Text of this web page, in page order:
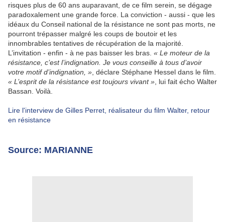
risques plus de 60 ans auparavant, de ce film serein, se dégage
paradoxalement une grande force. La conviction - aussi - que les
idéaux du Conseil national de la résistance ne sont pas morts, ne
pourront trépasser malgré les coups de boutoir et les
innombrables tentatives de récupération de la majorité.
L’invitation - enfin - à ne pas baisser les bras. « Le moteur de la
résistance, c’est l’indignation. Je vous conseille à tous d’avoir
votre motif d’indignation, » , déclare Stéphane Hessel dans le film.
« L’esprit de la résistance est toujours vivant » , lui fait écho Walter
Bassan. Voilà.
Lire l'interview de Gilles Perret, réalisateur du film Walter, retour
en résistance
Source: MARIANNE